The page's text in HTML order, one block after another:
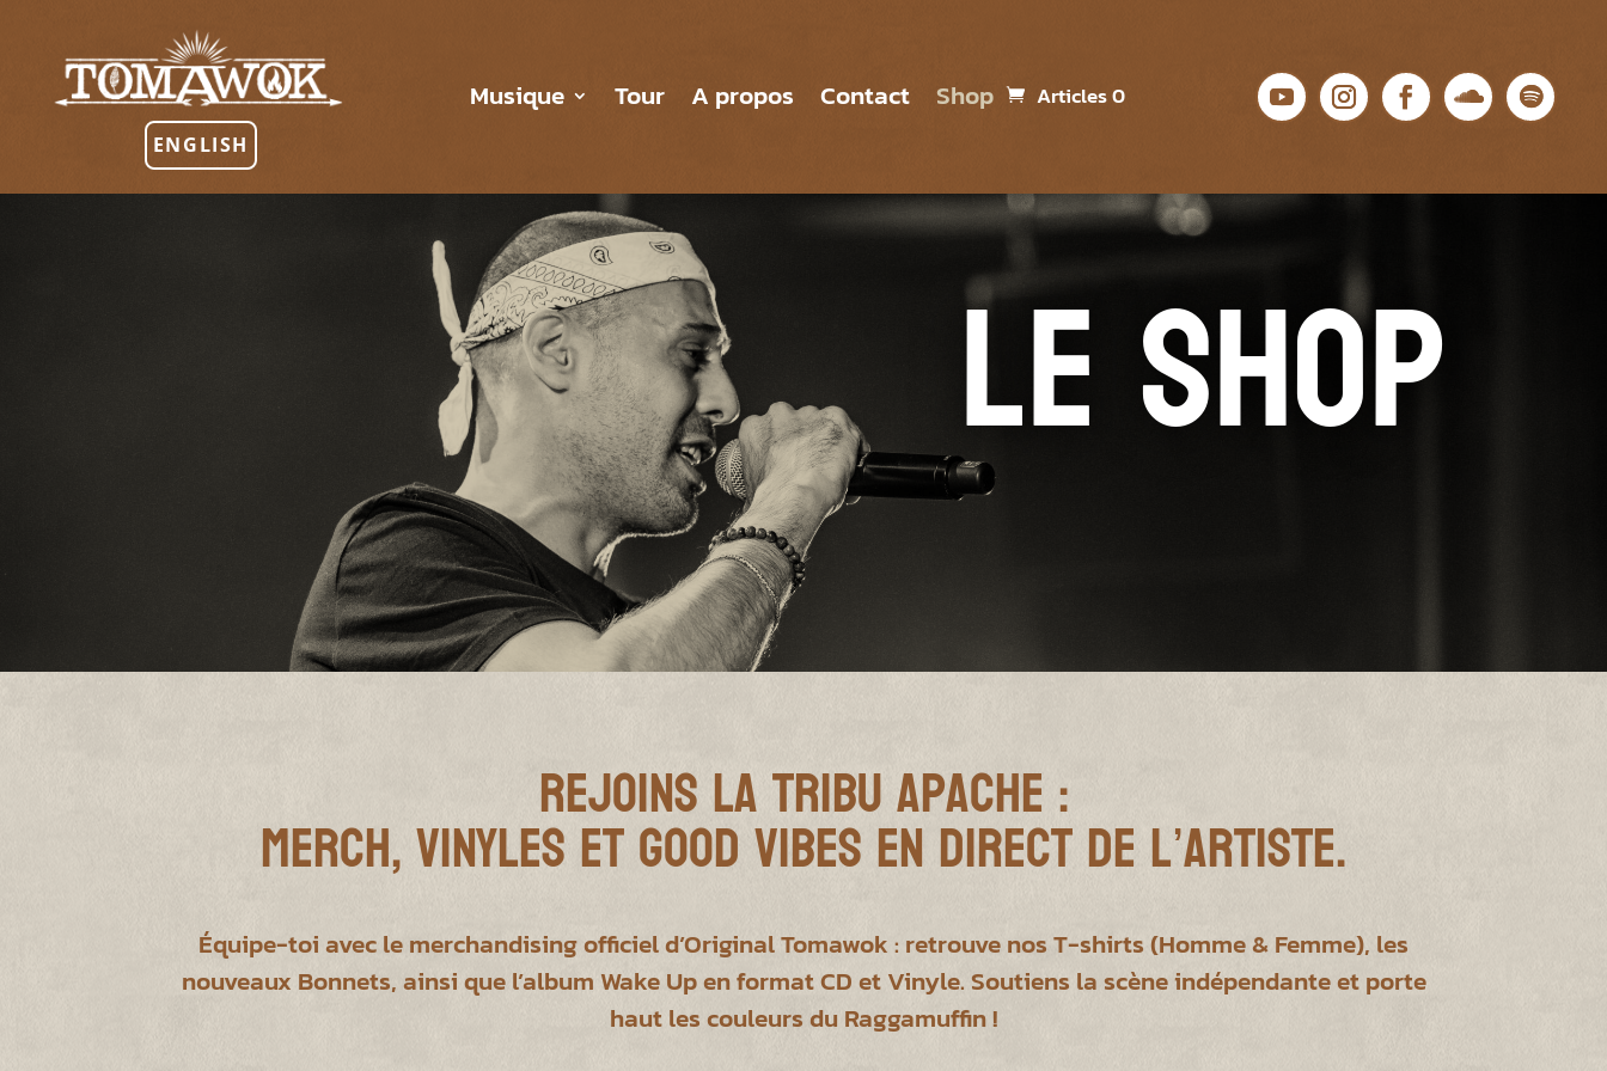
ENGLISH
Musique Tour A propos Contact Shop Articles 0
Le shop
Rejoins la Tribu Apache :
Merch, Vinyles et Good Vibes en Direct de l’Artiste.
Équipe-toi avec le merchandising officiel d’Original Tomawok : retrouve nos T-shirts (Homme & Femme), les
nouveaux Bonnets, ainsi que l’album Wake Up en format CD et Vinyle. Soutiens la scène indépendante et porte
haut les couleurs du Raggamuffin !